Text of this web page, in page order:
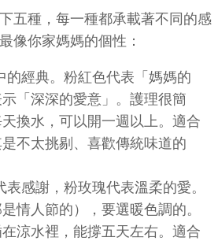
五種，每一種都承載著不同的感
像你家媽媽的個性：
的經典。粉紅色代表「媽媽的
「深深的愛意」。護理很簡
換水，可以開一週以上。適合
不太挑剔、喜歡傳統味道的
感謝，粉玫瑰代表溫柔的愛。
情人節的），要選暖色調的。
涼水裡，能撐五天左右。適合